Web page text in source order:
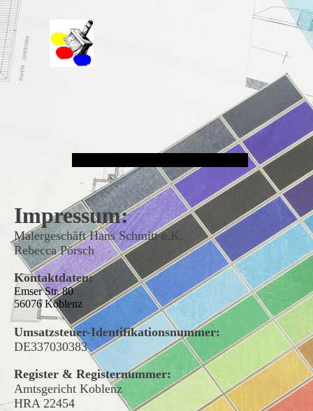
Impressum:
Malergeschäft Hans Schmitt e.K.
Rebecca Pörsch
Kontaktdaten:
Emser Str. 80
56076 Koblenz
Umsatzsteuer-Identifikationsnummer:
DE337030383
Register & Registernummer:
Amtsgericht Koblenz
HRA 22454